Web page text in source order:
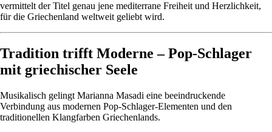
vermittelt der Titel genau jene mediterrane Freiheit und Herzlichkeit,
für die Griechenland weltweit geliebt wird.
Tradition trifft Moderne – Pop-Schlager
mit griechischer Seele
Musikalisch gelingt Marianna Masadi eine beeindruckende
Verbindung aus modernen Pop-Schlager-Elementen und den
traditionellen Klangfarben Griechenlands.